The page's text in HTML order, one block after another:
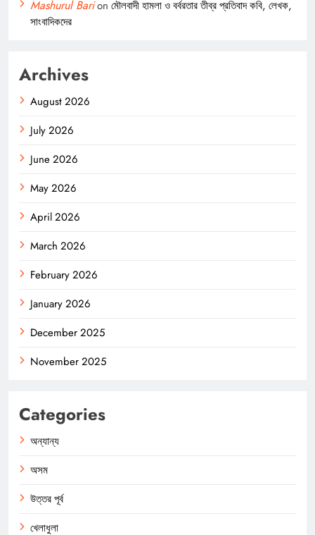
Mashurul Barion মৌলবাদী হামলা ও বর্বরতার তীব্র প্রতিবাদ কবি, লেখক,
সাংবাদিকদের
Archives
August 2026
July 2026
June 2026
May 2026
April 2026
March 2026
February 2026
January 2026
December 2025
November 2025
Categories
অন্যান্য
অসম
উত্তর পূর্ব
খেলাধুলা